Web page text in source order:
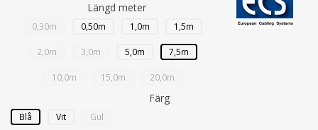
Längd meter
0,30m 0,50m 1,0m 1,5m
2,0m 3,0m 5,0m 7,5m
10,0m 15,0m 20,0m
Färg
Blå Vit Gul